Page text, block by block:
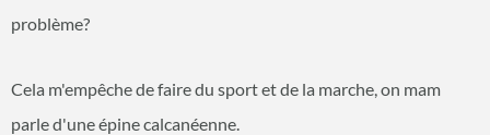
problème?
Cela m'empêche de faire du sport et de la marche, on mam
parle d'une épine calcanéenne.